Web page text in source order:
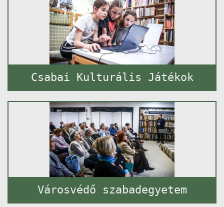
Csabai Kulturális Játékok
Városvédő szabadegyetem